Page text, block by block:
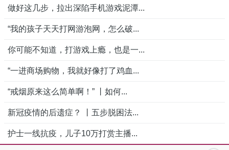
做好这几步，拉出深陷手机游戏泥潭...
“我的孩子天天打网游泡网，怎么破...
你可能不知道，打游戏上瘾，也是一...
“一进商场购物，我就好像打了鸡血...
“戒烟原来这么简单啊！” 丨如何...
新冠疫情的后遗症？ 丨五步脱困法...
护士一线抗疫，儿子10万打赏主播...